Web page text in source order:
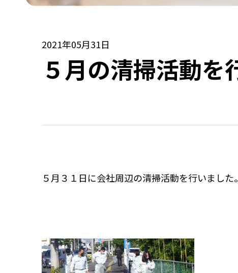
2021年05月31日
５月の清掃活動を
５月３１日に会社周辺の清掃活動を行いまし